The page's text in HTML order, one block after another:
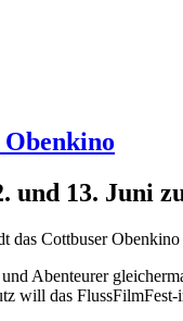
und 13. Juni
das Cottbuser
Abenteurer
will das